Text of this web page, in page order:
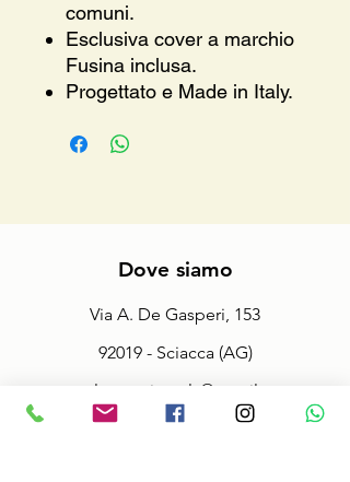
comuni.
Esclusiva cover a marchio
Fusina inclusa.
Progettato e Made in Italy.
Dove siamo
Via A. De Gasperi, 153
92019 - Sciacca (AG)
macalusoracingsrls@gmail.com
Tel.
3286815056